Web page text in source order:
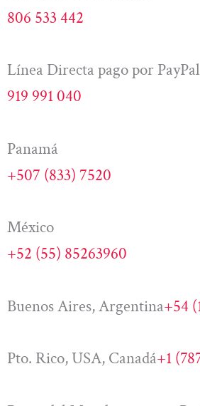
806 533 442
Línea Directa pago por
919 991 040
Panamá
+507 (833) 7520
México
+52 (55) 85263960
Buenos Aires, Argentina+54
Pto. Rico, USA, Canadá+1